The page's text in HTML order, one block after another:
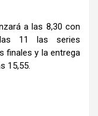
a las 8,30 con
11 las series
finales y la entrega
15,55.